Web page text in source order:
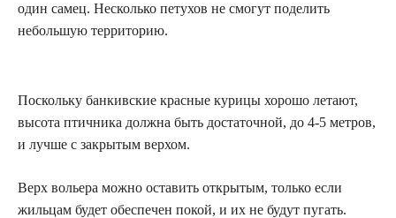
один самец. Несколько петухов не смогут поделить
небольшую территорию.
Поскольку банкивские красные курицы хорошо летают,
высота птичника должна быть достаточной, до 4-5 метров,
и лучше с закрытым верхом.
Верх вольера можно оставить открытым, только если
жильцам будет обеспечен покой, и их не будут пугать.